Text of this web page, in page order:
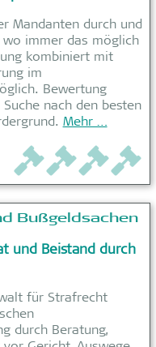
Mandanten durch und
wo immer das möglich
kombiniert mit
im
Bewertung
nach den besten
Mehr …
Bußgeldsachen
und Beistand durch
für Strafrecht
durch Beratung,